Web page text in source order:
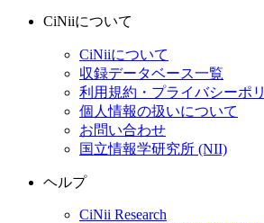
CiNiiについて
CiNiiについて
収録データベース一覧
利用規約・プライバシーポ
個人情報の扱いについて
お問い合わせ
国立情報学研究所 (NII)
ヘルプ
CiNii Research